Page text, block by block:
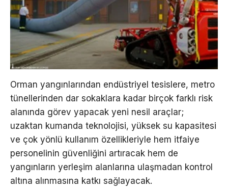
Orman yangınlarından endüstriyel tesislere, metro
tünellerinden dar sokaklara kadar birçok farklı risk
alanında görev yapacak yeni nesil araçlar;
uzaktan kumanda teknolojisi, yüksek su kapasitesi
ve çok yönlü kullanım özellikleriyle hem itfaiye
personelinin güvenliğini artıracak hem de
yangınların yerleşim alanlarına ulaşmadan kontrol
altına alınmasına katkı sağlayacak.